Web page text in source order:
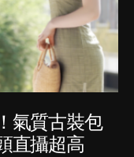
氣質古裝包
直攝超高